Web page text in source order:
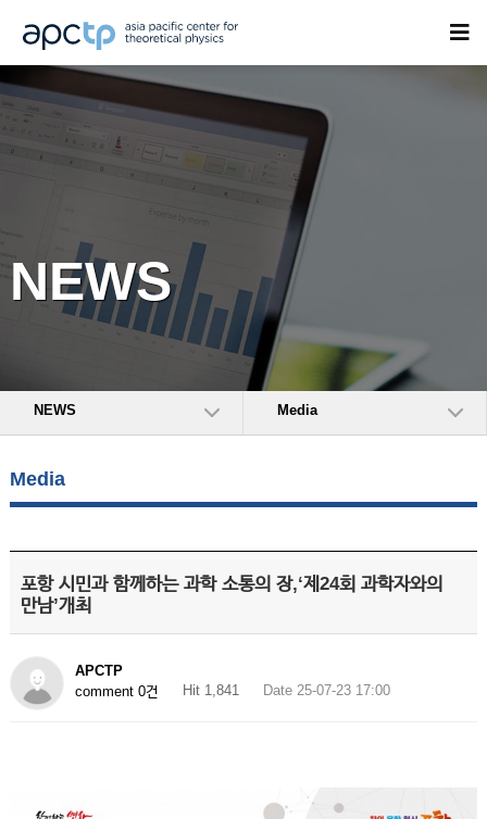
NEWS
NEWS Media
Media
포항 시민과 함께하는 과학 소통의 장,‘제24회 과학자와의
만남’개최
APCTP
comment 0건
Hit 1,841 Date 25-07-23 17:00